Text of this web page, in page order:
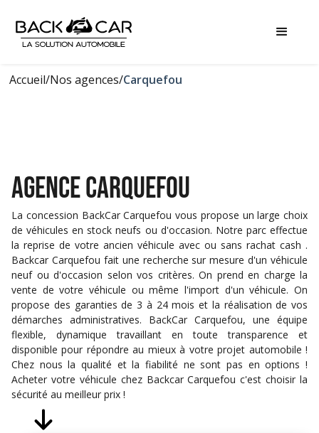
Accueil/Nos agences/Carquefou
AGENCE Carquefou
La concession BackCar Carquefou vous propose un large choix
de véhicules en stock neufs ou d'occasion. Notre parc effectue
la reprise de votre ancien véhicule avec ou sans rachat cash .
Backcar Carquefou fait une recherche sur mesure d'un véhicule
neuf ou d'occasion selon vos critères. On prend en charge la
vente de votre véhicule ou même l'import d'un véhicule. On
propose des garanties de 3 à 24 mois et la réalisation de vos
démarches administratives. BackCar Carquefou, une équipe
flexible, dynamique travaillant en toute transparence et
disponible pour répondre au mieux à votre projet automobile !
Chez nous la qualité et la fiabilité ne sont pas en options !
Acheter votre véhicule chez Backcar Carquefou c'est choisir la
sécurité au meilleur prix !‍